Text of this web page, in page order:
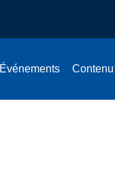
Événements